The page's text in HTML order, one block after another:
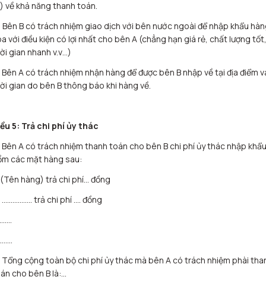
về khả năng thanh toán.
B có trách nhiệm giao dịch với bên nước ngoài để nhập khẩu
với điều kiện có lợi nhất cho bên A (chẳng hạn giá rẻ, chất lượng tốt,
gian nhanh v.v…)
A có trách nhiệm nhận hàng để được bên B nhập về tại địa điểm
gian do bên B thông báo khi hàng về.
5: Trả chi phí ủy thác
A có trách nhiệm thanh toán cho bên B chi phí ủy thác nhập khẩu
các mặt hàng sau:
hàng) trả chi phí… đồng
trả chi phí …. đồng
cộng toàn bộ chi phí ủy thác mà bên A có trách nhiệm phài
cho bên B là:…